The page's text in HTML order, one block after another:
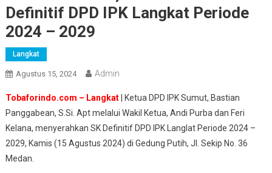
Definitif DPD IPK Langkat Periode
2024 – 2029
Langkat
Agustus 15, 2024 Admin
Tobaforindo.com – Langkat
| Ketua DPD IPK Sumut, Bastian
Panggabean, S.Si. Apt melalui Wakil Ketua, Andi Purba dan Feri
Kelana, menyerahkan SK Definitif DPD IPK Langlat Periode 2024 –
2029, Kamis (15 Agustus 2024) di Gedung Putih, Jl. Sekip No. 36
Medan.